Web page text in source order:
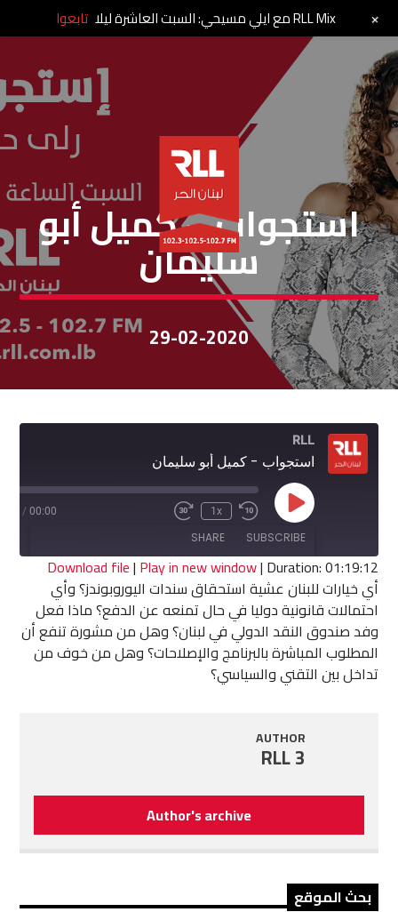
إستجواب
استجواب – كميل أبو
سليمان
29-02-2020
RLL
استجواب - كميل أبو سليمان
Play
Episode
Rewind
10
Seconds
1x
Fast
seconds
00:00
/
SUBSCRIBE
SHARE
RSS FEED
SHARE
LINK
EMBED
Download file| Play in new window| Duration: 01:19:12
أي خيارات للبنان عشية استحقاق سندات اليوروبوندز؟ وأي
احتمالات قانونية دوليا في حال تمنعه عن الدفع؟ ماذا فعل
وفد صندوق النقد الدولي في لبنان؟ وهل من مشورة تنفع أن
المطلوب المباشرة بالبرنامج والإصلاحات؟ وهل من خوف من
تداخل بين التقني والسياسي؟
AUTHOR
RLL 3
Author's archive
بحث الموقع
RLL Mix مع ايلي مسيحي: السبت العاشرة ليلا تابعوا +